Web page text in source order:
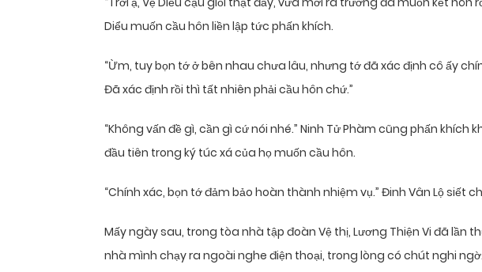
Diểu muốn cầu hôn liền lập tức phấn khích.
“Ừm, tuy bọn tớ ở bên nhau chưa lâu, nhưng tớ đã xác định cô ấy
Đã xác định rồi thì tất nhiên phải cầu hôn chứ.”
“Không vấn đề gì, cần gì cứ nói nhé.” Ninh Tử Phàm cũng phấn khích
đầu tiên trong ký túc xá của họ muốn cầu hôn.
“Chính xác, bọn tớ đảm bảo hoàn thành nhiệm vụ.” Đinh Vân Lộ siết
Mấy ngày sau, trong tòa nhà tập đoàn Vệ thị, Lương Thiện Vi đã lần
nhà mình chạy ra ngoài nghe điện thoại, trong lòng có chút nghi ngờ.